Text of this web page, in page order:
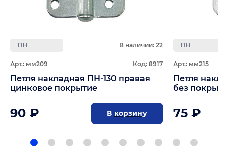
ПН В наличии: 22
Арт.: мм209 Код: 8917
Петля накладная ПН-130 правая
цинковое покрытие
90 ₽ В корзину
ПН
Арт.: мм215
Петля
без
75 ₽